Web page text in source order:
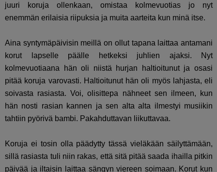
juuri koruja ollenkaan, omistaa kolmevuotias jo nyt
enemmän erilaisia riipuksia ja muita aarteita kun minä itse.
Aina syntymäpäivisin meillä on ollut tapana laittaa antamani
korut lapselle päälle hetkeksi juhlien ajaksi. Nyt
kolmevuotiaana hän oli niistä hurjan haltioitunut ja osasi
pitää koruja varovasti. Haltioitunut hän oli myös lahjasta, eli
soivasta rasiasta. Voi, olisittepa nähneet sen ilmeen, kun
hän nosti rasian kannen ja sen alta alta ilmestyi musiikin
tahtiin pyörivä bambi. Pakahduttavan liikuttavaa.
Koruja ei tosin olla päädytty tässä vieläkään säilyttämään,
sillä rasiasta tuli niin rakas, että sitä pitää saada ihailla pitkin
päivää ja iltaisin laittaa sängyn viereen soimaan. Korut kun